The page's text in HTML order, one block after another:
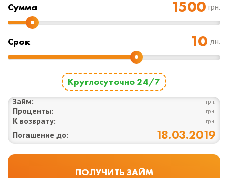
Cумма грн.
Срок дн.
Круглосуточно 24/7
Займ: грн.
Проценты: грн.
К возврату: грн.
Погашение до: 18.03.2019